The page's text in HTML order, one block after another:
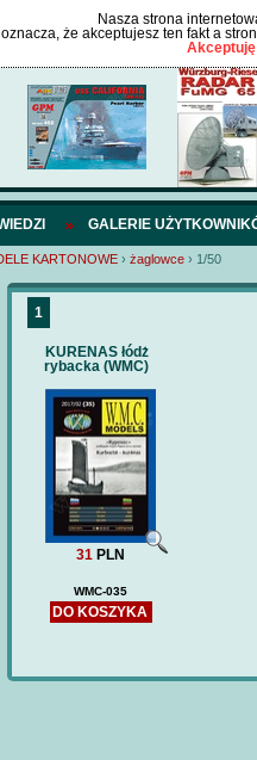
Nasza strona
że akceptujesz ten fakt a
GALERIE
KARTONOWE › żaglowce › 1/50
1
KURENAS łódż
rybacka (WMC)
31 PLN
WMC-035
DO KOSZYKA